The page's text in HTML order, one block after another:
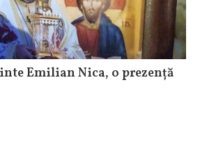
Emilian Nica, o prezență